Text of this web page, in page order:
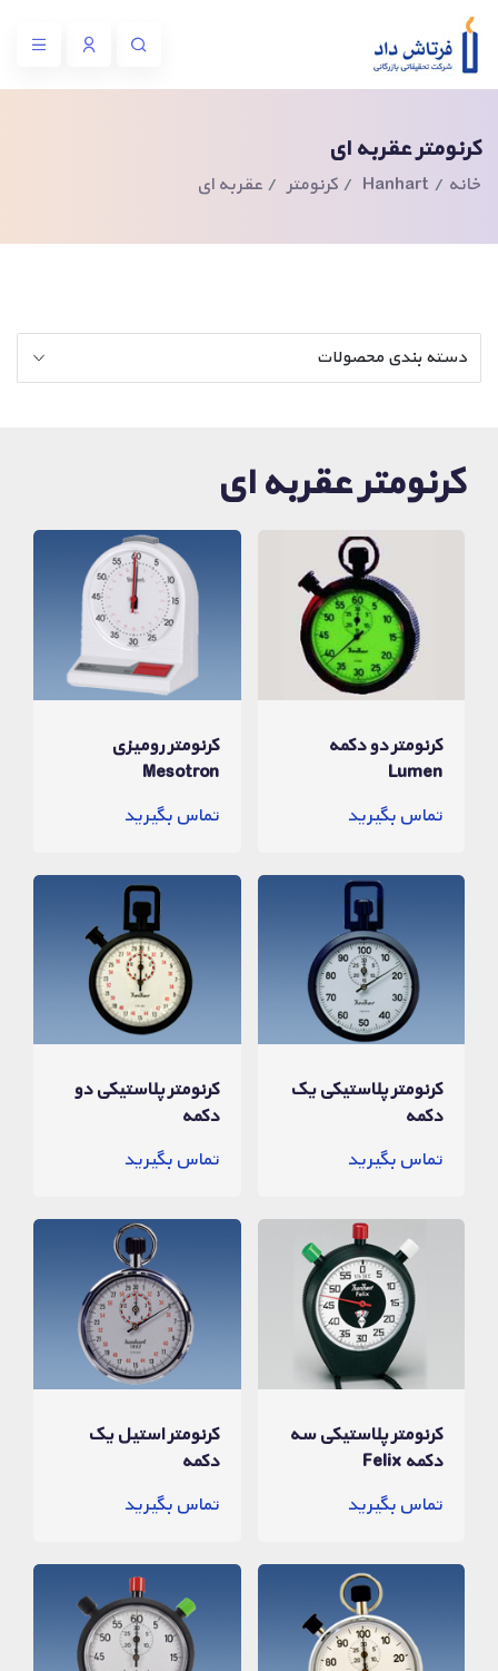
کرنومتر عقربه ای
خانه Hanhart کرنومتر عقربه ای
دسته بندی محصولات
کرنومتر عقربه ای
کرنومتر دو دکمه
Lumen
تماس بگیرید
کرنومتر رومیزی
Mesotron
تماس بگیرید
کرنومتر پلاستیکی یک
دکمه
تماس بگیرید
کرنومتر پلاستیکی دو
دکمه
تماس بگیرید
کرنومتر پلاستیکی سه
دکمه Felix
تماس بگیرید
کرنومتر استیل یک
دکمه
تماس بگیرید